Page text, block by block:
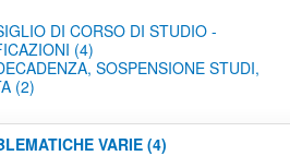
DI CORSO DI STUDIO -
(4)
SOSPENSIONE STUDI,
(2)
VARIE (4)